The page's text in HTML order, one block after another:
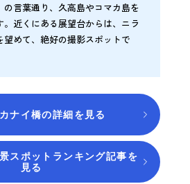
の言葉通り、久高島やコマカ島を
。近くにある展望台からは、ニラ
望めて、絶好の撮影スポットで
ナイ橋の詳細を見る
スポットランキング記事を
見る